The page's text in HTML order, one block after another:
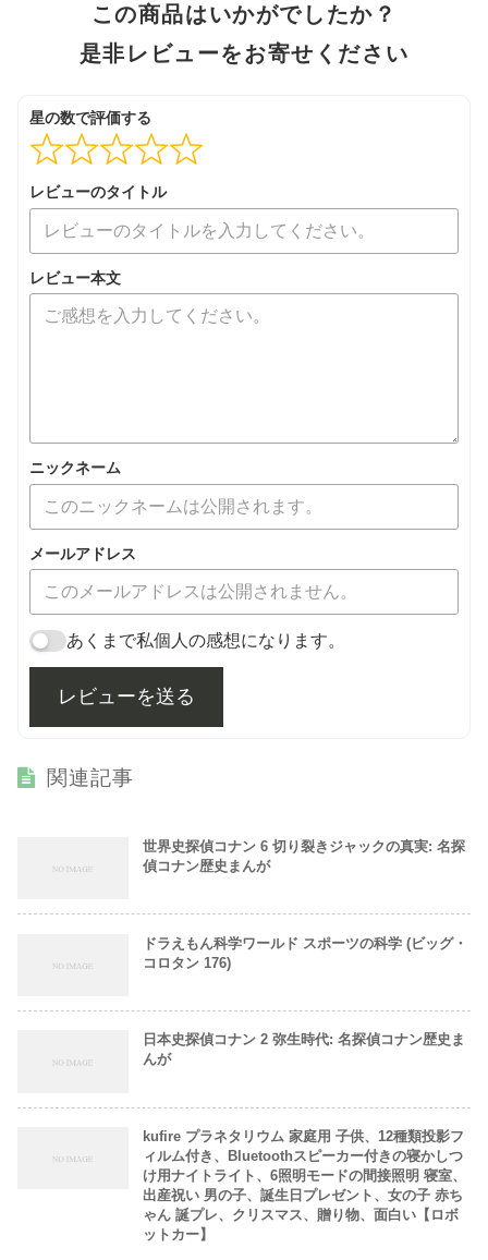
この商品はいかがでしたか？
是非レビューをお寄せください
星の数で評価する
レビューのタイトル
レビュー本文
ニックネーム
メールアドレス
あくまで私個人の感想になります。
レビューを送る
関連記事
世界史探偵コナン 6 切り裂きジャックの真実: 名探
偵コナン歴史まんが
ドラえもん科学ワールド スポーツの科学 (ビッグ・
コロタン 176)
日本史探偵コナン 2 弥生時代: 名探偵コナン歴史ま
んが
kufire プラネタリウム 家庭用 子供、12種類投影フ
ィルム付き、Bluetoothスピーカー付きの寝かしつ
け用ナイトライト、6照明モードの間接照明 寝室、
出産祝い 男の子、誕生日プレゼント、女の子 赤ち
ゃん 誕プレ、クリスマス、贈り物、面白い【ロボ
ットカー】